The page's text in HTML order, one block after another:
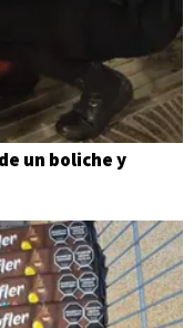
un boliche y